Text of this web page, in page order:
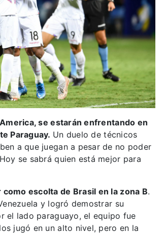
se estarán enfrentando en
Paraguay. Un duelo de técnicos
a que juegan a pesar de no poder
se sabrá quien está mejor para
escolta de Brasil en la zona B.
y logró demostrar su
el lado paraguayo, el equipo fue
jugó en un alto nivel, pero en la